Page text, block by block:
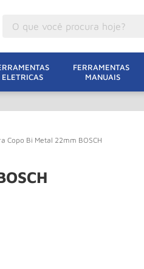
ELETRICAS
FERRAMENTAS
MANUAIS
Copo Bi Metal 22mm BOSCH
1º Macacos
6º Guincho